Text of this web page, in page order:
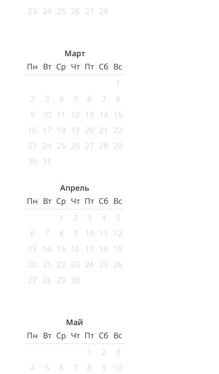
23
24 25 26 27 28
Март
Пн Вт Ср Чт Пт Сб Вс
1
2
3 4 5 6 7
8
9
10 11 12 13 14 15
16
17 18 19 20 21
22
23
24 25 26 27 28 29
30
31
Апрель
Пн Вт Ср Чт Пт Сб Вс
1
2 3 4
5
6
7 8 9 10 11
12
13
14 15 16 17 18
19
20
21 22 23 24 25 26
27
28 29 30
Май
Пн Вт Ср Чт Пт Сб Вс
1
2
3
4
5 6 7 8 9
10